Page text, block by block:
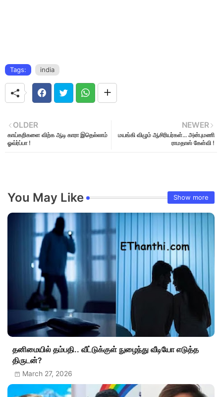
Tags: india
NEWER
மயங்கி விழும் ஆசிரியர்கள்... அன்புமணி
ராமதாஸ் கேள்வி !
OLDER
காய்கறிகளை விற்க ஆடி காரா இதெல்லாம்
ஓவ்ர்ப்பா !
You May Like Show more
தனிமையில் தம்பதி.. வீட்டுக்குள் நுழைந்து வீடியோ எடுத்த
திருடன்?
March 27, 2026